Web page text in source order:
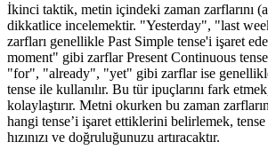
İkinci taktik, metin içindeki zaman zarflarını
dikkatlice incelemektir. "Yesterday", "last
zarfları genellikle Past Simple tense'i işaret
moment" gibi zarflar Present Continuous
"for", "already", "yet" gibi zarflar ise
tense ile kullanılır. Bu tür ipuçlarını fark
kolaylaştırır. Metni okurken bu zaman
hangi tense’i işaret ettiklerini belirlemek, tense
hızınızı ve doğruluğunuzu artıracaktır.